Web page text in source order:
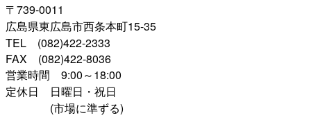
〒739-0011
広島県東広島市西条本町15-35
TEL (082)422-2333
FAX (082)422-8036
営業時間 9:00～18:00
定休日 日曜日・祝日
(市場に準ずる)